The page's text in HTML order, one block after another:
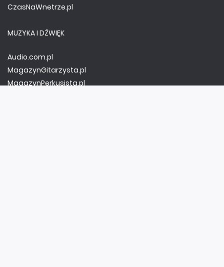
CzasNaWnetrze.pl
MUZYKA I DŹWIĘK
Audio.com.pl
MagazynGitarzysta.pl
MagazynPerkusista.pl